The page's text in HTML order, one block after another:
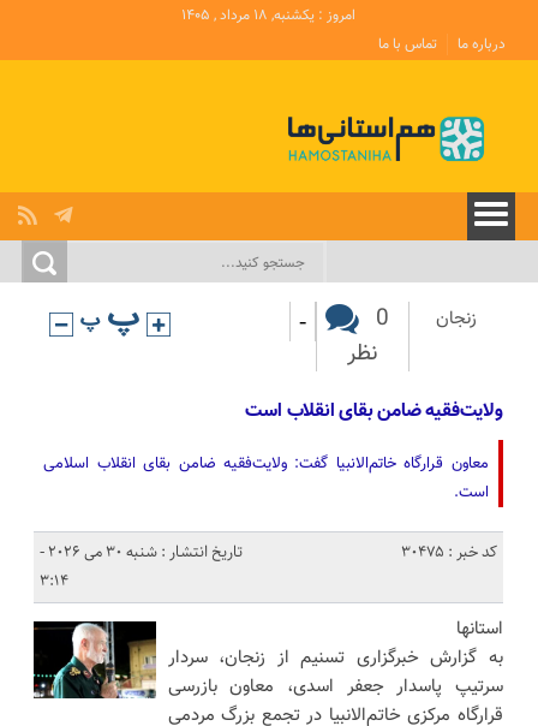
امروز : یکشنبه, ۱۸ مرداد , ۱۴۰۵
درباره ما
تماس با ما
زنجان
0
نظر
-
ولایت‌فقیه ضامن بقای انقلاب است
معاون قرارگاه خاتم‌الانبیا گفت: ولایت‌فقیه ضامن بقای انقلاب اسلامی
است.
کد خبر : 30475
تاریخ انتشار : شنبه 30 می 2026 -
3:14
استانها
به گزارش خبرگزاری تسنیم از زنجان، سردار
سرتیپ پاسدار جعفر اسدی، معاون بازرسی
قرارگاه مرکزی خاتم‌الانبیا در تجمع بزرگ مردمی